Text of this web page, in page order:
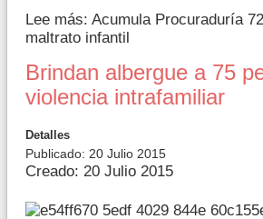
Lee más: Acumula Procuraduría
maltrato infantil
Brindan albergue a 75
violencia intrafamiliar
Detalles
Publicado: 20 Julio 2015
Creado: 20 Julio 2015